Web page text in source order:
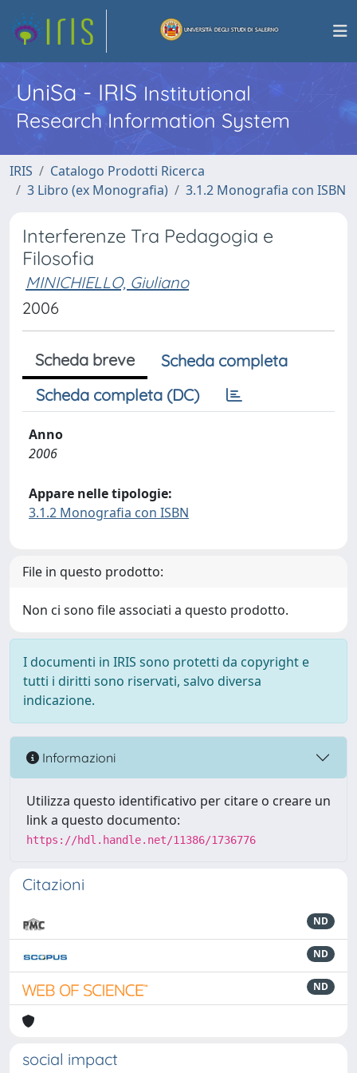
UniSa - IRISInstitutional
Research Information System
IRIS
Catalogo Prodotti Ricerca
3 Libro (ex Monografia)
3.1.2 Monografia con ISBN
Interferenze Tra Pedagogia e
Filosofia
MINICHIELLO, Giuliano
2006
Scheda breve
Scheda completa
Scheda completa (DC)
Anno
2006
Appare nelle tipologie:
3.1.2 Monografia con ISBN
File in questo prodotto:
Non ci sono file associati a questo prodotto.
I documenti in IRIS sono protetti da copyright e
tutti i diritti sono riservati, salvo diversa
indicazione.
Informazioni
Utilizza questo identificativo per citare o creare un
link a questo documento:
https://hdl.handle.net/11386/1736776
Citazioni
ND
ND
ND
social impact